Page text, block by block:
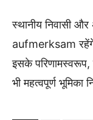
स्थानीय निवासी
aufmerksam
इसके
भी महत्वपूर्ण भूमिका